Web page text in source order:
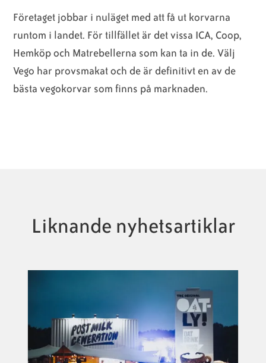
Företaget jobbar i nuläget med att få ut korvarna
runtom i landet. För tillfället är det vissa ICA, Coop,
Hemköp och Matrebellerna som kan ta in de. Välj
Vego har provsmakat och de är definitivt en av de
bästa vegokorvar som finns på marknaden.
Liknande nyhetsartiklar